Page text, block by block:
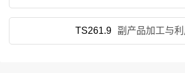
TS261.9 副产品加工与利